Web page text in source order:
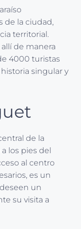
de la ciudad,
territorial.
de manera
4000 turistas
singular y
de la
los pies del
al centro
es un
un
su visita a